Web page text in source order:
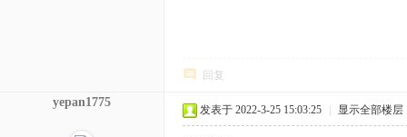
回复
yepan1775
发表于 2022-3-25 15:03:25 显示全部楼层